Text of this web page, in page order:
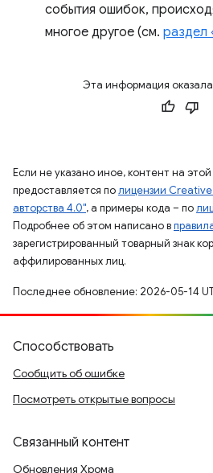
события ошибок,
многое другое (см. раздел
Эта информация
Если не указано иное, контент на
предоставляется полицензии
авторства 4.0", а примеры кода – по
Подробнее об этом написано в
зарегистрированный товарный знак
аффилированных лиц.
Последнее обновление: 2026-05-14
Способствовать
Сообщить об ошибке
Посмотреть открытые вопросы
Связанный контент
Обновления Хрома